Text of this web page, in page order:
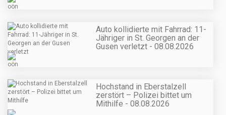
Auto kollidierte mit Fahrrad: 11-
Jähriger in St. Georgen an der
Gusen verletzt - 08.08.2026
Hochstand in Eberstalzell
zerstört – Polizei bittet um
Mithilfe - 08.08.2026